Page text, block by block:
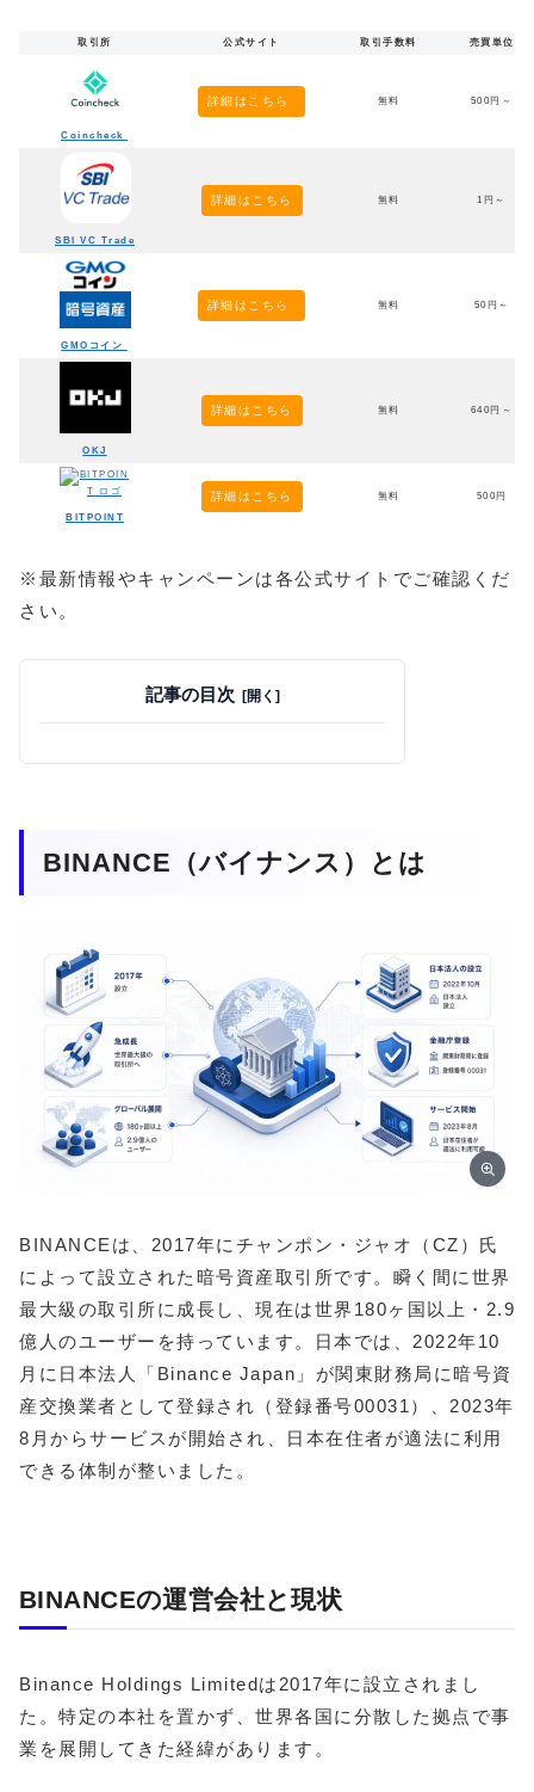
取引所 公式サイト 取引手数料 売買単位
Coincheck
詳細はこちら 無料 500円～
SBI VC Trade
詳細はこちら 無料 1円～
GMOコイン
詳細はこちら 無料 50円～
OKJ
詳細はこちら 無料 640円～
BITPOINT
詳細はこちら 無料 500円
※最新情報やキャンペーンは各公式サイトでご確認くだ
さい。
記事の目次
BINANCE（バイナンス）とは
BINANCEは、2017年にチャンポン・ジャオ（CZ）氏
によって設立された暗号資産取引所です。瞬く間に世界
最大級の取引所に成長し、現在は世界180ヶ国以上・2.9
億人のユーザーを持っています。日本では、2022年10
月に日本法人「Binance Japan」が関東財務局に暗号資
産交換業者として登録され（登録番号00031）、2023年
8月からサービスが開始され、日本在住者が適法に利用
できる体制が整いました。
BINANCEの運営会社と現状
Binance Holdings Limitedは2017年に設立されまし
た。特定の本社を置かず、世界各国に分散した拠点で事
業を展開してきた経緯があります。